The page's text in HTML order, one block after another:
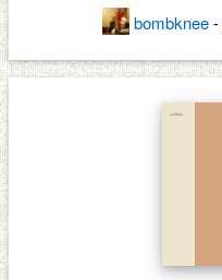
bombknee-